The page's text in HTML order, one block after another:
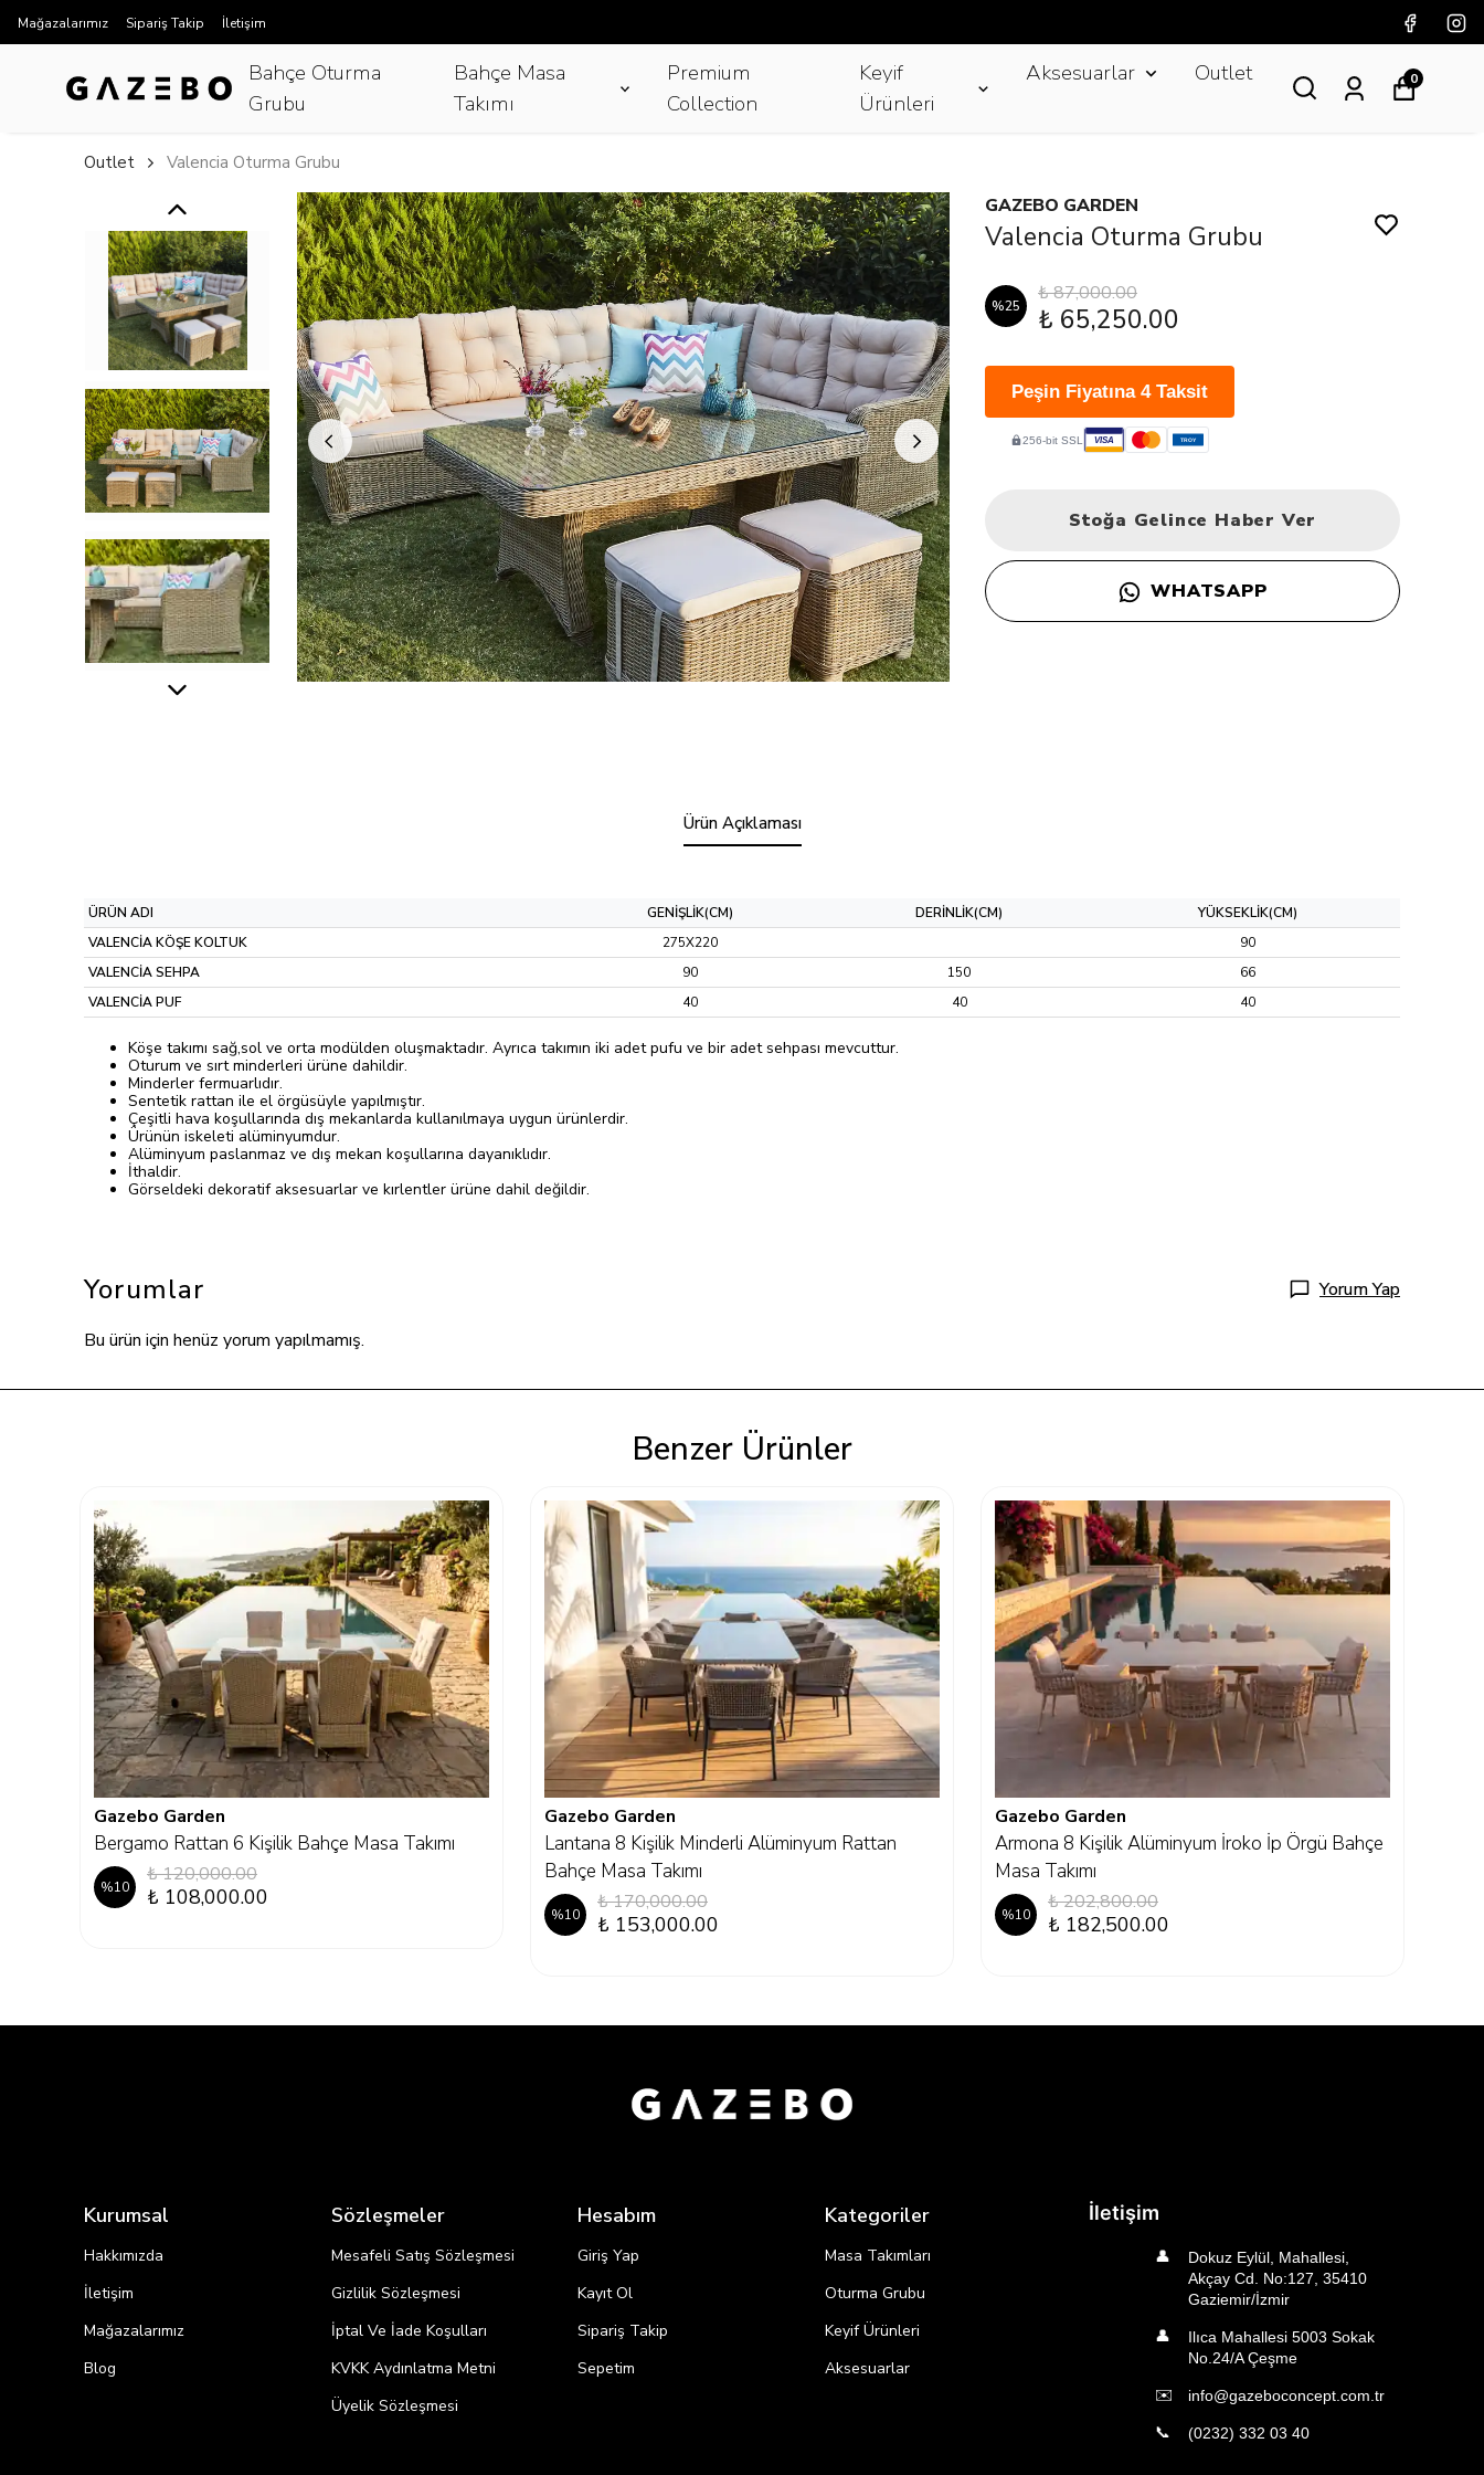
Mağazalarımız Sipariş Takip İletişim
Bahçe Oturma
Grubu
Bahçe Masa
Takımı
Premium
Collection
Keyif
Ürünleri
Aksesuarlar Outlet 0
Outlet Valencia Oturma Grubu
GAZEBO GARDEN
Valencia Oturma Grubu
%25
₺ 87,000.00
₺ 65,250.00
Peşin Fiyatına 4 Taksit
256-bit SSL VISA TROY
Stoğa Gelince Haber Ver
WHATSAPP
Ürün Açıklaması
ÜRÜN ADI GENİŞLİK(CM) DERİNLİK(CM)
YÜKSEKLİK(CM)
VALENCİA KÖŞE KOLTUK
275X220
90
VALENCİA SEHPA
90 150
66
VALENCİA PUF
40 40 40
Köşe takımı sağ,sol ve orta modülden oluşmaktadır. Ayrıca takımın iki adet pufu ve bir adet sehpası mevcuttur.
Oturum ve sırt minderleri ürüne dahildir.
Minderler fermuarlıdır.
Sentetik rattan ile el örgüsüyle yapılmıştır.
Çeşitli hava koşullarında dış mekanlarda kullanılmaya uygun ürünlerdir.
Ürünün iskeleti alüminyumdur.
Alüminyum paslanmaz ve dış mekan koşullarına dayanıklıdır.
İthaldir.
Görseldeki dekoratif aksesuarlar ve kırlentler ürüne dahil değildir.
Yorumlar Yorum Yap
Bu ürün için henüz yorum yapılmamış.
Benzer Ürünler
Gazebo Garden
Bergamo Rattan 6 Kişilik Bahçe Masa Takımı
%10
₺ 120,000.00
₺ 108,000.00
Gazebo Garden
Lantana 8 Kişilik Minderli Alüminyum Rattan
Bahçe Masa Takımı
%10
₺ 170,000.00
₺ 153,000.00
Gazebo Garden
Armona 8 Kişilik Alüminyum İroko İp Örgü Bahçe
Masa Takımı
%10
₺ 202,800.00
₺ 182,500.00
Kurumsal
Hakkımızda
İletişim
Mağazalarımız
Blog
Sözleşmeler
Mesafeli Satış Sözleşmesi
Gizlilik Sözleşmesi
İptal Ve İade Koşulları
KVKK Aydınlatma Metni
Üyelik Sözleşmesi
Hesabım
Giriş Yap
Kayıt Ol
Sipariş Takip
Sepetim
Kategoriler
Masa Takımları
Oturma Grubu
Keyif Ürünleri
Aksesuarlar
İletişim
👤
Dokuz Eylül, Mahallesi,
Akçay Cd. No:127, 35410
Gaziemir/İzmir
👤
Ilıca Mahallesi 5003 Sokak
No.24/A Çeşme
✉️ info@gazeboconcept.com.tr
📞 (0232) 332 03 40